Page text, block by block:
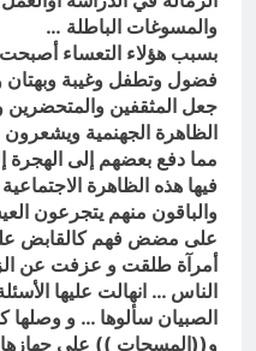
والمسوغات الباطلة …
بسبب هؤلاء التعساء أصبحت
فضول وتطفل وغيبة وبهتان
جعل المثقفين والمتحضرين
الظاهرة الجهنمية
مما دفع بعضهم إلى الهجرة
فيها هذه الظاهرة
والباقون منهم يتجرعون
على مضض فهم كالقابض
أمرآة طلقت و عزفت عن
الناس … انهالت عليها
الصبيان سألوها … و وصلها
و((المسجات )) على جهازها